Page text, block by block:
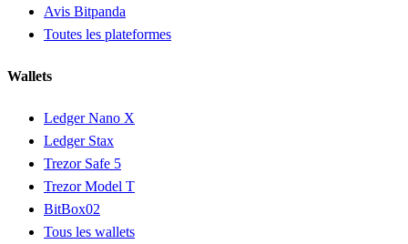
Avis Bitpanda
Toutes les plateformes
Wallets
Ledger Nano X
Ledger Stax
Trezor Safe 5
Trezor Model T
BitBox02
Tous les wallets